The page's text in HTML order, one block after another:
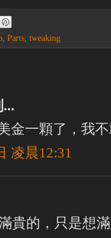
Parts tweaking
金一顆了，我
凌晨12:31
貴的，只是想